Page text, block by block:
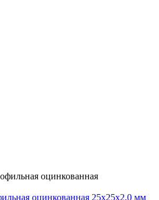
оцинкованная